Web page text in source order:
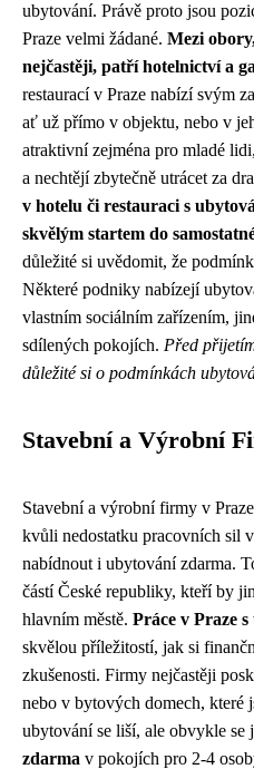
ubytování. Právě proto jsou
Praze velmi žádané. Mezi
nejčastěji, patří hotelnictví a
restaurací v Praze nabízí svým
ať už přímo v objektu, nebo v
atraktivní zejména pro mladé
a nechtějí zbytečně utrácet za
v hotelu či restauraci s
skvělým startem do
důležité si uvědomit, že
Některé podniky nabízejí
vlastním sociálním zařízením,
sdílených pokojích. Před
důležité si o podmínkách
Stavební a Výrobní
Stavební a výrobní firmy v
kvůli nedostatku pracovních sil
nabídnout i ubytování zdarma.
částí České republiky, kteří by
hlavním městě. Práce v Praze
skvělou příležitostí, jak si
zkušenosti. Firmy nejčastěji
nebo v bytových domech, které
ubytování se liší, ale obvykle se
zdarma v pokojích pro 2-4